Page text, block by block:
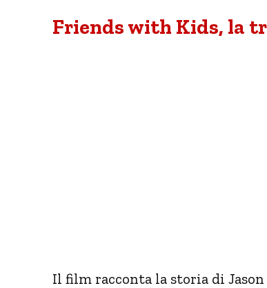
Friends with Kids, la
Il film racconta la storia di